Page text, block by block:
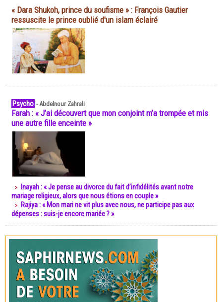
« Dara Shukoh, prince du soufisme » : François Gautier
ressuscite le prince oublié d'un islam éclairé
Psycho -Abdelnour Zahrali
Farah : « J’ai découvert que mon conjoint m’a trompée et mis
une autre fille enceinte »
Inayah : « Je pense au divorce du fait d’infidélités avant notre
mariage religieux, alors que nous étions en couple »
Rajiya : « Mon mari ne vit plus avec nous, ne participe pas aux
dépenses : suis-je encore mariée ? »